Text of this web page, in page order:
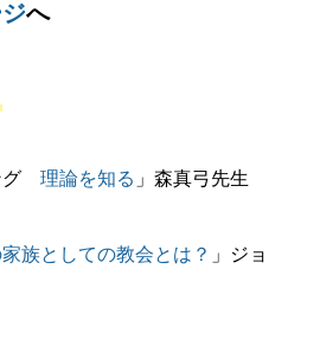
へ
グ 理論を知る 」森真弓先生
族としての教会とは？ 」ジョ